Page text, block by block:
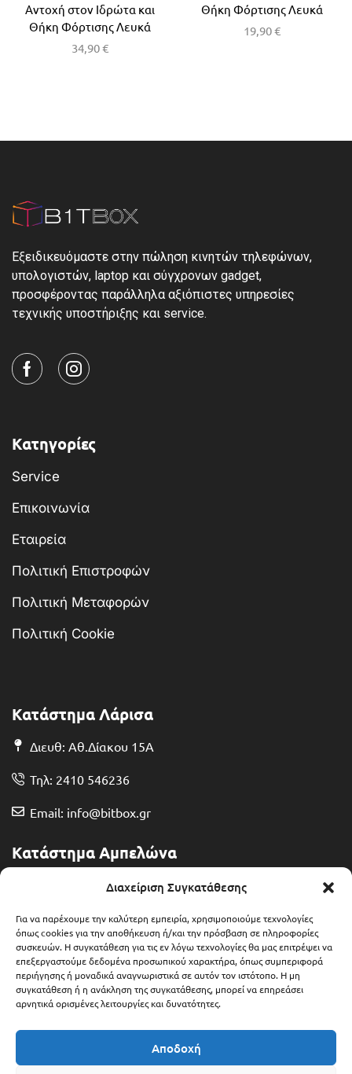
Διαχείριση Συγκατάθεσης
Για να παρέχουμε την καλύτερη εμπειρία, χρησιμοποιούμε τεχνολογίες
όπως cookies για την αποθήκευση ή/και την πρόσβαση σε πληροφορίες
συσκευών. Η συγκατάθεση για τις εν λόγω τεχνολογίες θα μας επιτρέψει να
επεξεργαστούμε δεδομένα προσωπικού χαρακτήρα, όπως συμπεριφορά
περιήγησης ή μοναδικά αναγνωριστικά σε αυτόν τον ιστότοπο. Η μη
συγκατάθεση ή η ανάκληση της συγκατάθεσης, μπορεί να επηρεάσει
αρνητικά ορισμένες λειτουργίες και δυνατότητες.
Αποδοχή
Αντοχή στον Ιδρώτα και
Θήκη Φόρτισης Λευκά
34,90€
Θήκη Φόρτισης Λευκά
19,90€
Εξειδικευόμαστε στην πώληση κινητών τηλεφώνων,
υπολογιστών, laptop και σύγχρονων gadget,
προσφέροντας παράλληλα αξιόπιστες υπηρεσίες
τεχνικής υποστήριξης και service.
Κατηγορίες
Service
Επικοινωνία
Εταιρεία
Πολιτική Επιστροφών
Πολιτική Μεταφορών
Πολιτική Cookie
Κατάστημα Λάρισα
Διευθ: Αθ.Δίακου 15Α
Τηλ: 2410 546236
Email: info@bitbox.gr
Κατάστημα Αμπελώνα
Διευθ: Θερμοπυλών 13
Τηλ: 2492 401071
Email: ampelonas@bitbox.gr